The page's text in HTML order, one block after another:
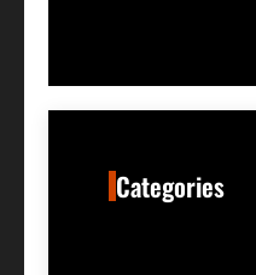
Categories